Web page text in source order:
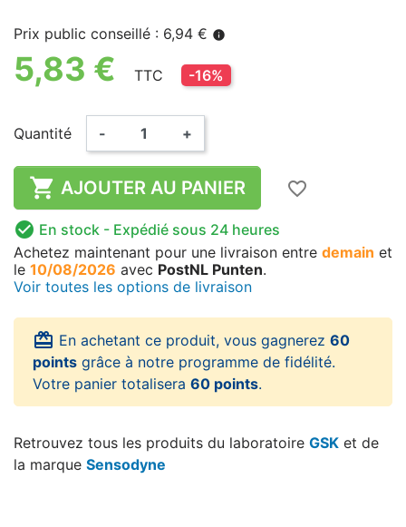
Prix public conseillé : 6,94 € info
5,83 € TTC -16%
Quantité - +
 AJOUTER AU PANIER
favorite_border
 En stock - Expédié sous 24 heures
Achetez maintenant pour une livraison entre demain et
le 10/08/2026 avec PostNL Punten.
Voir toutes les options de livraison
card_giftcard En achetant ce produit, vous gagnerez 60
points grâce à notre programme de fidélité.
Votre panier totalisera 60 points.
Retrouvez tous les produits du laboratoire GSK et de
la marque Sensodyne